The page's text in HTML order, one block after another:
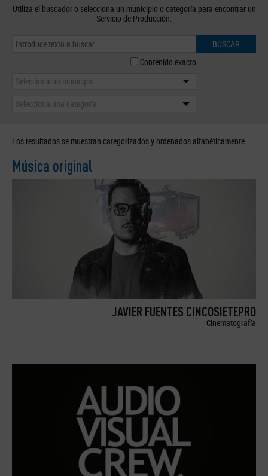
Utiliza el buscador o selecciona un municipio o categoría para encontrar un
Servicio de Producción.
BUSCAR
Contenido exacto
Selecciona un municipio
Selecciona una categoría
Los resultados se muestran categorizados y ordenados alfabéticamente.
Música original
JAVIER FUENTES CINCOSIETEPRO
Cinematografía